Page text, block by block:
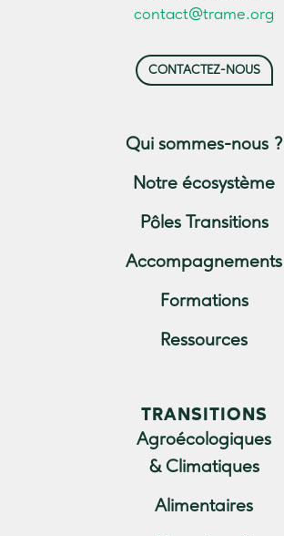
contact@trame.org
CONTACTEZ-NOUS
Qui sommes-nous ?
Notre écosystème
Pôles Transitions
Accompagnements
Formations
Ressources
TRANSITIONS
Agroécologiques
& Climatiques
Alimentaires